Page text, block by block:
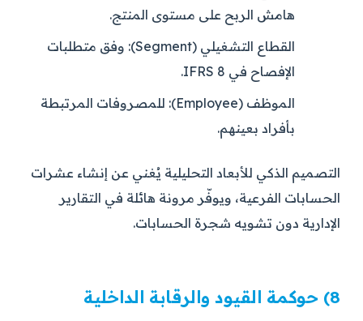
هامش الربح على مستوى المنتج.
القطاع التشغيلي (Segment):
وفق متطلبات
الإفصاح في IFRS 8.
الموظف (Employee):
للمصروفات المرتبطة
بأفراد بعينهم.
التصميم الذكي للأبعاد التحليلية يُغني عن إنشاء عشرات
الحسابات الفرعية، ويوفّر مرونة هائلة في التقارير
الإدارية دون تشويه شجرة الحسابات.
8) حوكمة القيود والرقابة الداخلية